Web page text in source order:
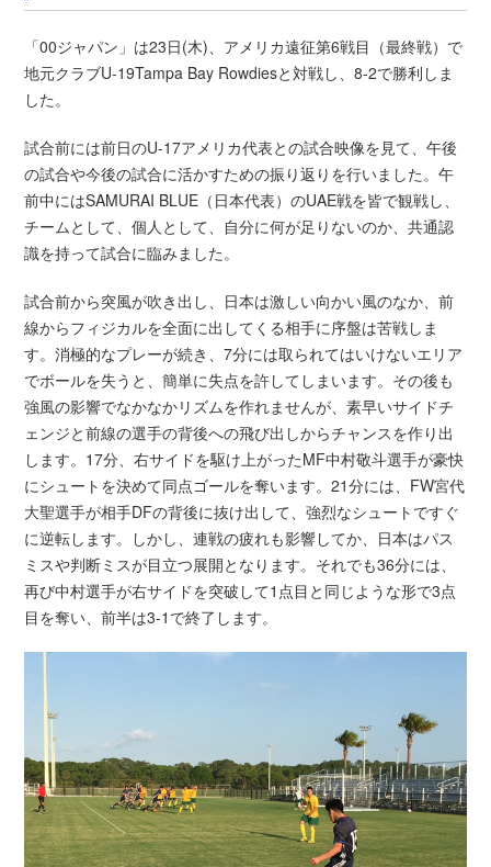
「00ジャパン」は23日(木)、アメリカ遠征第6戦目（最終戦）で
地元クラブU-19Tampa Bay Rowdiesと対戦し、8-2で勝利しま
した。
試合前には前日のU-17アメリカ代表との試合映像を見て、午後
の試合や今後の試合に活かすための振り返りを行いました。午
前中にはSAMURAI BLUE（日本代表）のUAE戦を皆で観戦し、
チームとして、個人として、自分に何が足りないのか、共通認
識を持って試合に臨みました。
試合前から突風が吹き出し、日本は激しい向かい風のなか、前
線からフィジカルを全面に出してくる相手に序盤は苦戦しま
す。消極的なプレーが続き、7分には取られてはいけないエリア
でボールを失うと、簡単に失点を許してしまいます。その後も
強風の影響でなかなかリズムを作れませんが、素早いサイドチ
ェンジと前線の選手の背後への飛び出しからチャンスを作り出
します。17分、右サイドを駆け上がったMF中村敬斗選手が豪快
にシュートを決めて同点ゴールを奪います。21分には、FW宮代
大聖選手が相手DFの背後に抜け出して、強烈なシュートですぐ
に逆転します。しかし、連戦の疲れも影響してか、日本はパス
ミスや判断ミスが目立つ展開となります。それでも36分には、
再び中村選手が右サイドを突破して1点目と同じような形で3点
目を奪い、前半は3-1で終了します。